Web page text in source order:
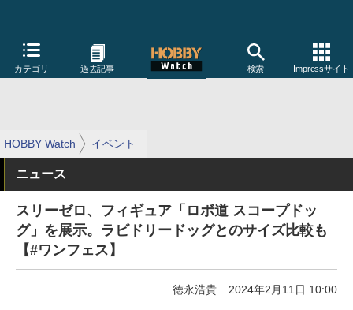
カテゴリ 過去記事 検索 Impressサイト
HOBBY Watch イベント
ニュース
スリーゼロ、フィギュア「ロボ道 スコープドッ
グ」を展示。ラビドリードッグとのサイズ比較も
【#ワンフェス】
徳永浩貴 2024年2月11日 10:00